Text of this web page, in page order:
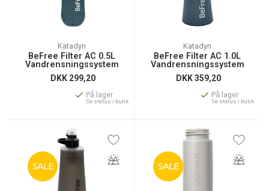
Katadyn
BeFree Filter AC 0.5L
Vandrensningssystem
DKK 299,20
På lager
Se status i butik
Katadyn
BeFree Filter AC 1.0L
Vandrensningssystem
DKK359,20
På lager
Se status i butik
SALE SALE